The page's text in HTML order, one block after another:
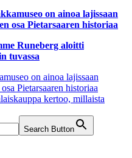
on ainoa lajissaan
osa Pietarsaaren historiaa
Runeberg aloitti
tuvassa
on ainoa lajissaan
Pietarsaaren historiaa
kertoo, millaista
Search Button